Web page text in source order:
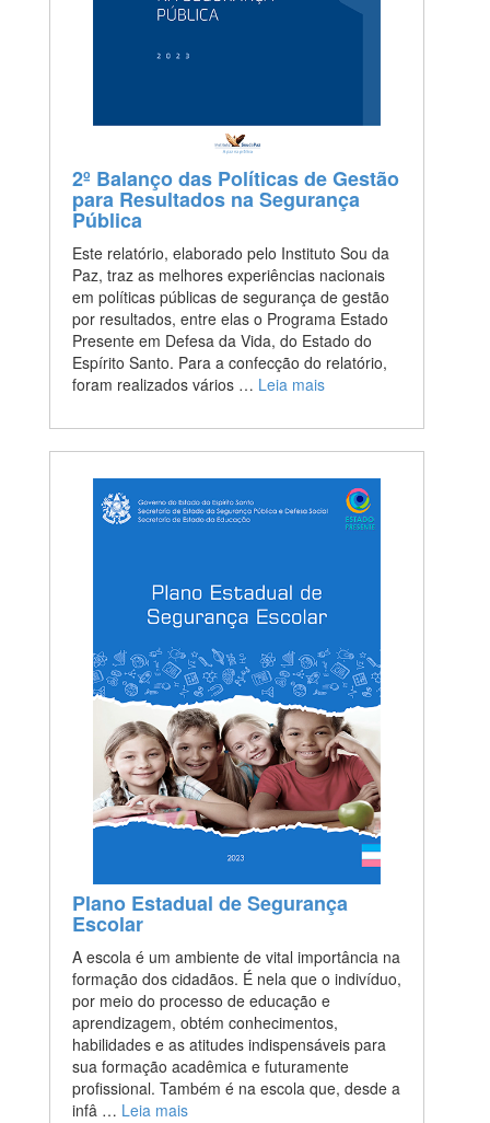
2º Balanço das Políticas de Gestão
para Resultados na Segurança
Pública
Este relatório, elaborado pelo Instituto Sou da
Paz, traz as melhores experiências nacionais
em políticas públicas de segurança de gestão
por resultados, entre elas o Programa Estado
Presente em Defesa da Vida, do Estado do
Espírito Santo. Para a confecção do relatório,
foram realizados vários … Leia mais
Plano Estadual de Segurança
Escolar
A escola é um ambiente de vital importância na
formação dos cidadãos. É nela que o indivíduo,
por meio do processo de educação e
aprendizagem, obtém conhecimentos,
habilidades e as atitudes indispensáveis para
sua formação acadêmica e futuramente
profissional. Também é na escola que, desde a
infâ … Leia mais